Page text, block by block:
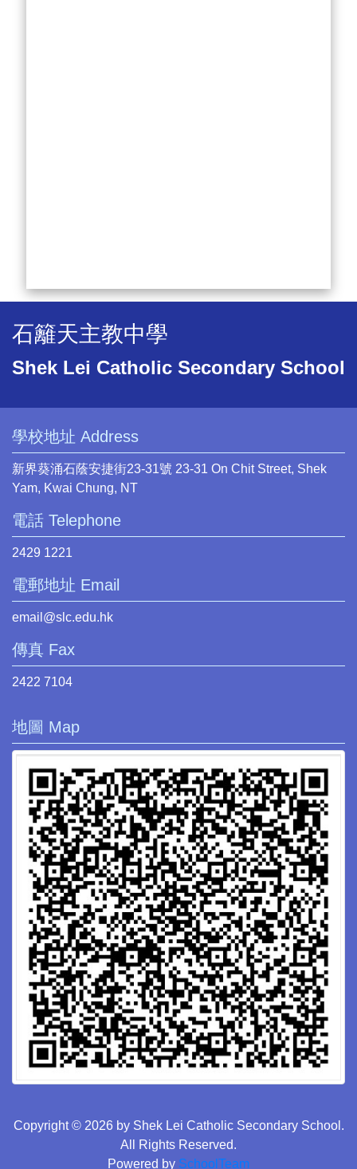
石籬天主教中學
Shek Lei Catholic Secondary School
學校地址 Address
新界葵涌石蔭安捷街23-31號 23-31 On Chit Street, Shek
Yam, Kwai Chung, NT
電話 Telephone
2429 1221
電郵地址 Email
email@slc.edu.hk
傳真 Fax
2422 7104
地圖 Map
Copyright © 2026 by Shek Lei Catholic Secondary School.
All Rights Reserved.
Powered by SchoolTeam